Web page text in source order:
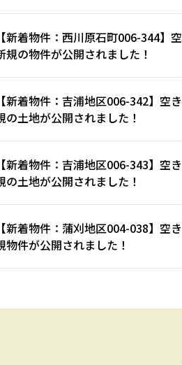
【新着物件：西川原石町006-344】
規の物件が公開されました！
【新着物件：吉浦地区006-342】空
の土地が公開されました！
【新着物件：吉浦地区006-343】空
の土地が公開されました！
【新着物件：蒲刈地区004-038】空
物件が公開されました！